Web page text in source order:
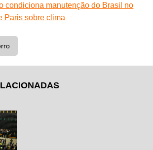
condiciona manutenção do Brasil no
Paris sobre clima